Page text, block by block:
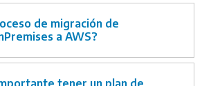
de migración de
a AWS?